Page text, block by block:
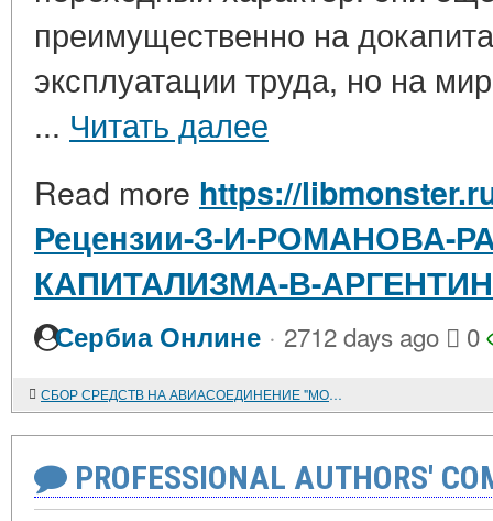
преимущественно на
эксплуатации труда, но на
... Читать далее
Read more https://
Рецензии-З-И-РОМАНОВА-
КАПИТАЛИЗМА-В-
Сербиа Онлине · 2712 days ago 0
СБОР СРЕДСТВ НА АВИАСОЕДИНЕНИЕ "МОСКВА"
PROFESSIONAL AUTHORS'